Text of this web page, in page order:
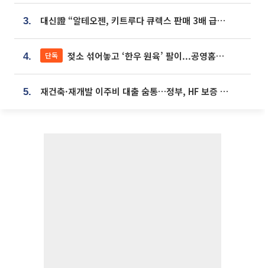
3. 대신證 “알테오젠, 키트루다 큐렉스 판매 3배 급증…목표가 41만원 상향”
4. 단독 젖소 섞어놓고 ‘한우 원육’ 팔이...공영홈쇼핑 표기·검증 구멍
5. 재건축·재개발 이주비 대출 숨통…정부, HF 보증 신설 추진